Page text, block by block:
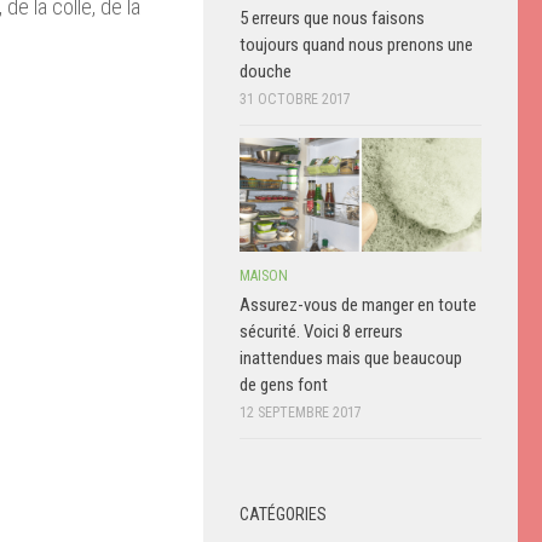
la colle, de la
5 erreurs que nous faisons
toujours quand nous prenons une
douche
31 OCTOBRE 2017
MAISON
Assurez-vous de manger en toute
sécurité. Voici 8 erreurs
inattendues mais que beaucoup
de gens font
12 SEPTEMBRE 2017
CATÉGORIES